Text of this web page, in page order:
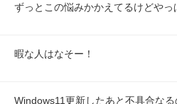
ずっとこの悩みかかえてるけどや
暇な人はなそー！
Windows11更新したあと不具合な